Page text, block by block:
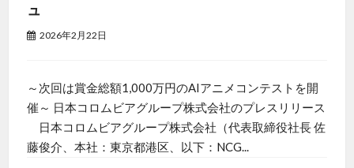
ュ
2026年2月22日
～次回は賞金総額1,000万円のAIアニメコンテストを開
催～ 日本コロムビアグループ株式会社のプレスリリース
日本コロムビアグループ株式会社（代表取締役社長 佐
藤俊介、本社：東京都港区、以下：NCG...